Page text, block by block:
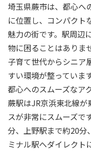
埼玉県蕨市は、都心へ
に位置し、コンパクト
魅力の街です。駅周辺
物に困ることはありま
子育て世代からシニア
すい環境が整っています
都心へのスムーズなア
蕨駅はJR京浜東北線
スが非常にスムーズで
分、上野駅まで約20分
ミナル駅へダイレクト